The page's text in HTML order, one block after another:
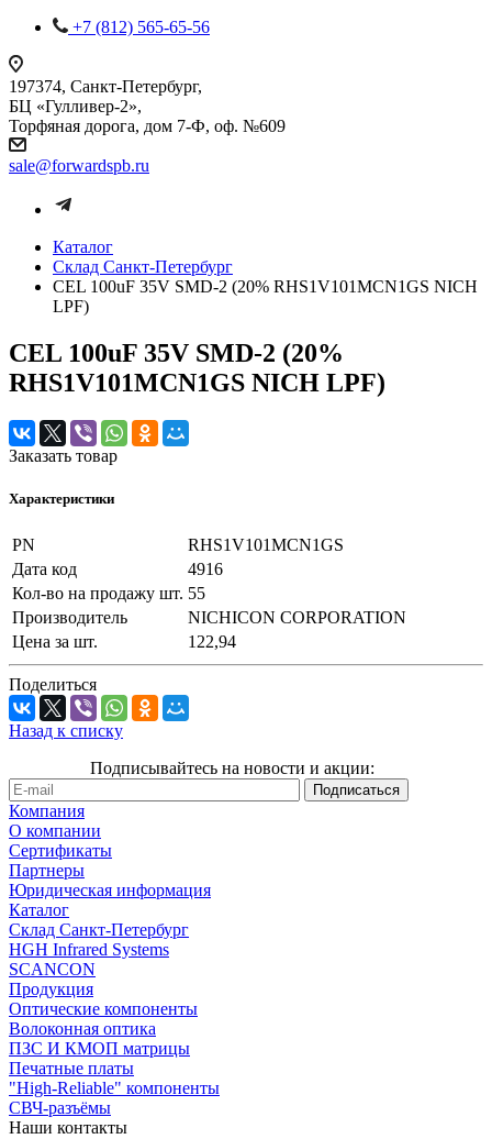
+7 (812) 565-65-56
197374, Санкт-Петербург,
БЦ «Гулливер-2»,
Торфяная дорога, дом 7-Ф, оф. №609
sale@forwardspb.ru
Каталог
Cклад Санкт-Петербург
CEL 100uF 35V SMD-2 (20% RHS1V101MCN1GS NICH
LPF)
CEL 100uF 35V SMD-2 (20%
RHS1V101MCN1GS NICH LPF)
Заказать товар
Характеристики
PN
RHS1V101MCN1GS
Дата код
4916
Кол-во на продажу шт. 55
Производитель
NICHICON CORPORATION
Цена за шт.
122,94
Поделиться
Назад к списку
Подписывайтесь на новости и акции:
Компания
О компании
Сертификаты
Партнеры
Юридическая информация
Каталог
Cклад Санкт-Петербург
HGH Infrared Systems
SCANCON
Продукция
Оптические компоненты
Волоконная оптика
ПЗС И КМОП матрицы
Печатные платы
"High-Reliable" компоненты
СВЧ-разъёмы
Наши контакты